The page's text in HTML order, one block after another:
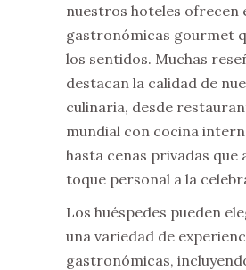
nuestros hoteles ofrecen
gastronómicas gourmet
los sentidos. Muchas
destacan la calidad de
culinaria, desde
mundial con cocina
hasta cenas privadas que
toque personal a la
Los huéspedes pueden
una variedad de
gastronómicas,